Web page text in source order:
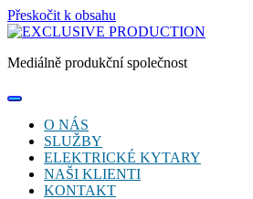
Přeskočit k obsahu
Mediálně produkční společnost
O NÁS
SLUŽBY
ELEKTRICKÉ KYTARY
NAŠI KLIENTI
KONTAKT